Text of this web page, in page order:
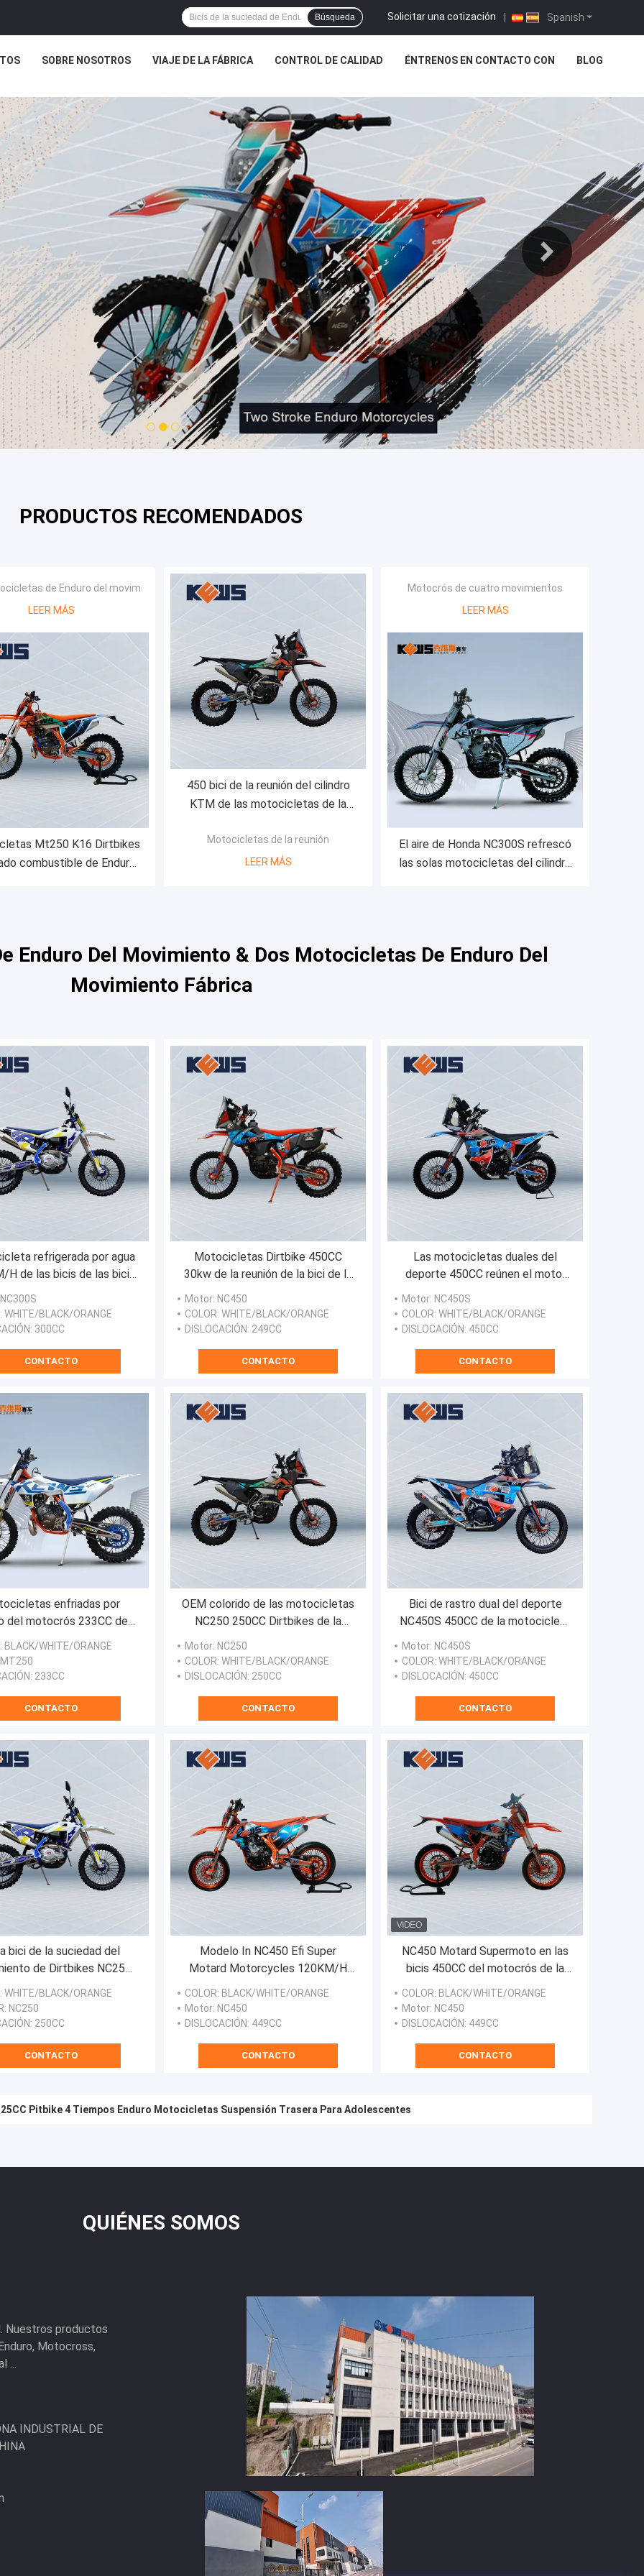
Spanish
Solicitar una cotización |
Búsqueda
SOBRE NOSOTROS VIAJE DE LA FÁBRICA CONTROL DE CALIDAD ÉNTRENOS EN CONTACTO CON BLOG
1 2 3
PRODUCTOS RECOMENDADOS
de Enduro del movimiento
LEER MÁS
Mt250 K16 Dirtbikes
combustible de Enduro
450 bici de la reunión del cilindro
KTM de las motocicletas de la
Motocicletas de la reunión
LEER MÁS
Motocrós de cuatro movimientos
LEER MÁS
El aire de Honda NC300S refrescó
las solas motocicletas del cilindro
Enduro Del Movimiento & Dos Motocicletas De Enduro Del
Movimiento Fábrica
refrigerada por agua
H de las bicis de las bicis
de Enduro del motor
: WHITE/BLACK/ORANGE
: 300CC
CONTACTO
Motocicletas Dirtbike 450CC
30kw de la reunión de la bici de la
carburador o la inyección de
carburante
Motor: NC450
COLOR: WHITE/BLACK/ORANGE
DISLOCACIÓN: 249CC
CONTACTO
Las motocicletas duales del
deporte 450CC reúnen el motor
38kw con el carburador y Efi Two
Options
Motor: NC450S
COLOR: WHITE/BLACK/ORANGE
DISLOCACIÓN: 450CC
CONTACTO
enfriadas por
del motocrós 233CC del
dos del modelo K18
: BLACK/WHITE/ORANGE
MT250
: 233CC
CONTACTO
OEM colorido de las motocicletas
NC250 250CC Dirtbikes de la
Motor: NC250
COLOR: WHITE/BLACK/ORANGE
DISLOCACIÓN: 250CC
CONTACTO
Bici de rastro dual del deporte
NC450S 450CC de la motocicleta
Motor: NC450S
COLOR: WHITE/BLACK/ORANGE
DISLOCACIÓN: 450CC
CONTACTO
bici de la suciedad del
de Dirtbikes NC250
cuatro de Off
Road
: WHITE/BLACK/ORANGE
: NC250
: 250CC
CONTACTO
Modelo In NC450 Efi Super
Motard Motorcycles 120KM/H
COLOR: BLACK/WHITE/ORANGE
Motor: NC450
DISLOCACIÓN: 449CC
CONTACTO
NC450 Motard Supermoto en las
bicis 450CC del motocrós de la
COLOR: BLACK/WHITE/ORANGE
Motor: NC450
DISLOCACIÓN: 449CC
CONTACTO
Pitbike 4 Tiempos Enduro Motocicletas Suspensión Trasera Para Adolescentes
QUIÉNES SOMOS
Nuestros productos
Motocross,
INDUSTRIAL DE